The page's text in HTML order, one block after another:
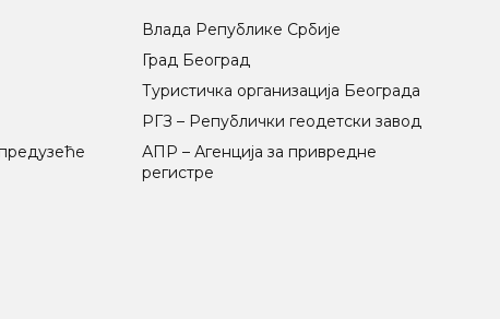
Влада Републике Србије
Град Београд
Туристичка организација Београда
РГЗ – Републички геодетски завод
АПР – Агенција за привредне
регистре